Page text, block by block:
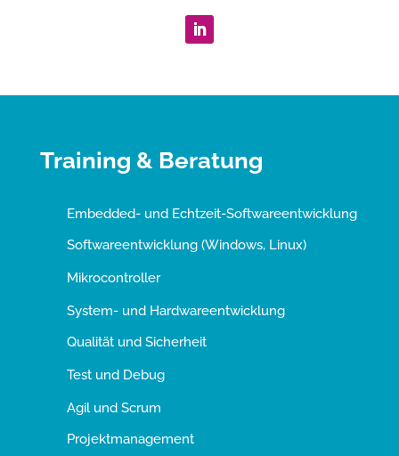
Training & Beratung
Embedded- und Echtzeit-Softwareentwicklung
Softwareentwicklung (Windows, Linux)
Mikrocontroller
System- und Hardwareentwicklung
Qualität und Sicherheit
Test und Debug
Agil und Scrum
Projektmanagement